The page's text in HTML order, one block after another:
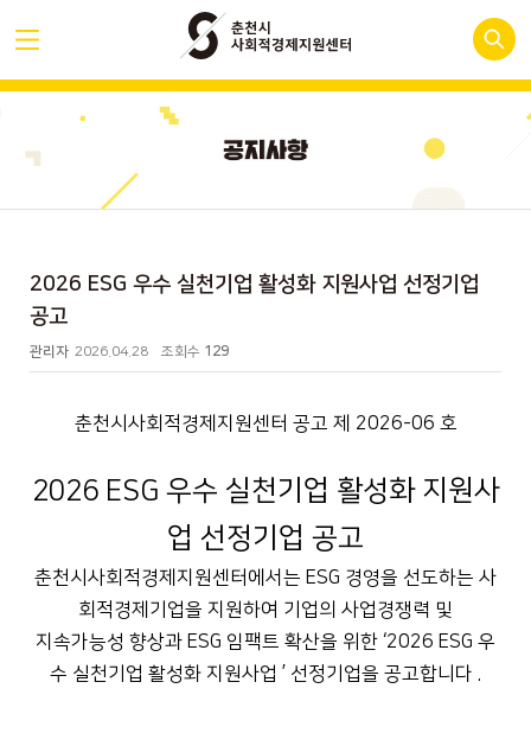
2026 ESG 우수 실천기업 활성화 지원사업 선정기업
공고
관리자 2026.04.28조회수 129
춘천시사회적경제지원센터 공고 제 2026-06 호
2026 ESG 우수 실천기업 활성화 지원사
업 선정기업 공고
춘천시사회적경제지원센터에서는 ESG 경영을 선도하는 사
회적경제기업을 지원하여 기업의 사업경쟁력 및
지속가능성 향상과 ESG 임팩트 확산을 위한 ‘2026 ESG 우
수 실천기업 활성화 지원사업 ’ 선정기업을 공고합니다 .